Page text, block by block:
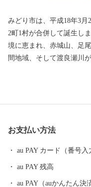
みどり市は、平成18年3
2町1村が合併して誕生し
境に恵まれ、赤城山、足
間地域、そして渡良瀬川
なかで、人びとが心豊か
ろしくお願いいたします。
お支払い方法
au PAY カード（番号入
au PAY 残高
au PAY（auかんたん決